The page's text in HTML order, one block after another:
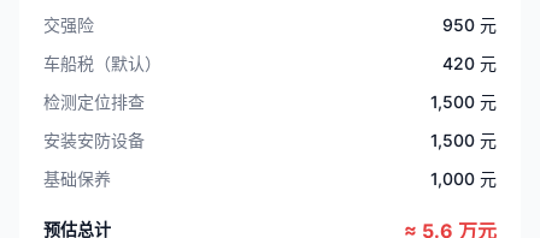
交强险
950 元
车船税（默认）
420 元
检测定位排查
1,500 元
安装安防设备
1,500 元
基础保养
1,000 元
预估总计 ≈ 5.6 万元